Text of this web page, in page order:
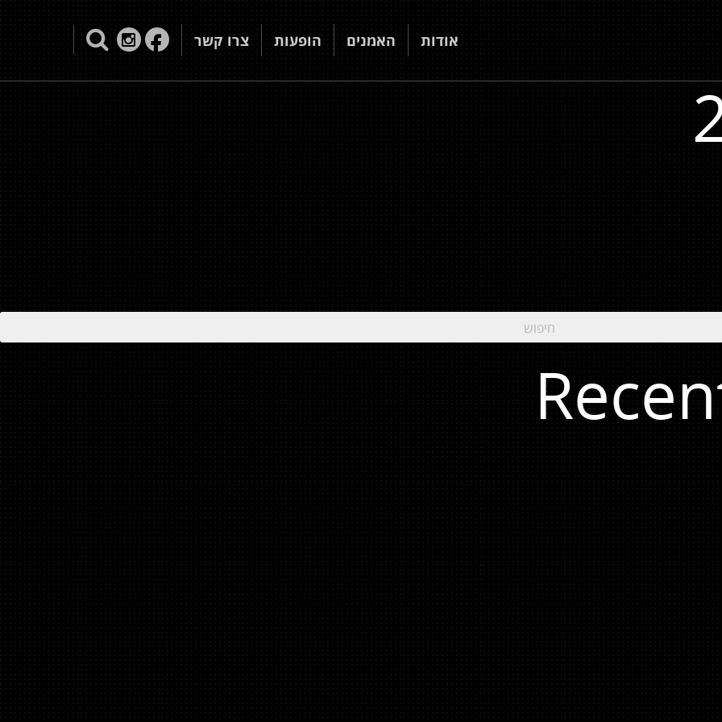
אודות האמנים הופעות צרו קשר